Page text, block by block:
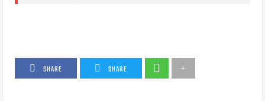
SHARE SHARE